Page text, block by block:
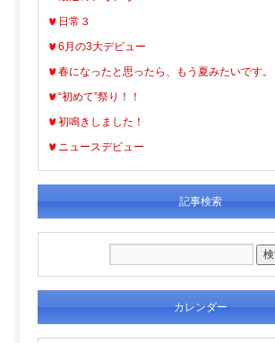
日常３
6月の3大デビュー
春になったと思ったら、もう夏みたいです。
“初めて”祭り！！
初鳴きしました！
ニュースデビュー
記事検索
カレンダー